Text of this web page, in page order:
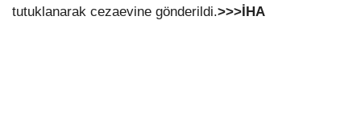
tutuklanarak cezaevine gönderildi.>>>İHA